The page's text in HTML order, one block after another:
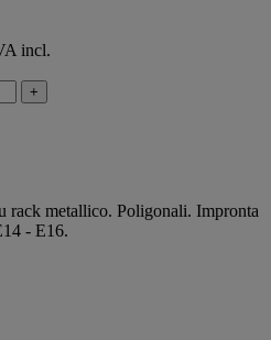
incl.
+
rack metallico. Poligonali. Impronta
- E16.